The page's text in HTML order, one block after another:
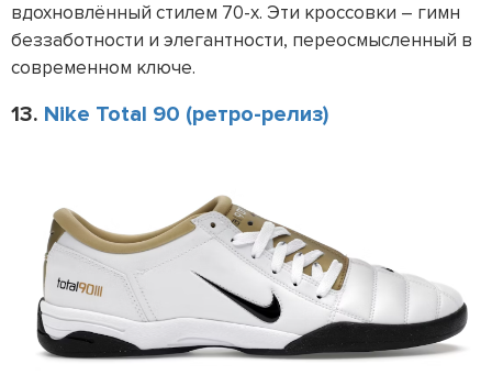
вдохновлённый стилем 70-х. Эти кроссовки – гимн
беззаботности и элегантности, переосмысленный в
современном ключе.
13. Nike Total 90 (ретро-релиз)